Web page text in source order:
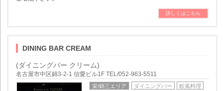
詳しくはこちら
DINING BAR CREAM
(ダイニングバー クリーム)
名古屋市中区錦3-2-1 信愛ビル1F TEL/052-963-5511
栄/錦三エリア ダイニングバー
欧風料理